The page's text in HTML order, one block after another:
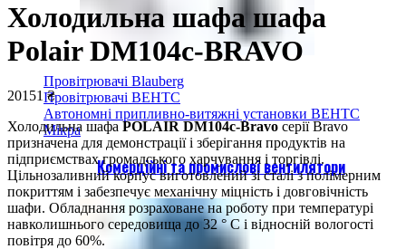
Провітрювачі Blauberg
Провітрювачі ВЕНТС
Автономні припливно-витяжні установки ВЕНТС
Мікра
Комерційні та промислові вентилятори
Холодильна шафа шафа
Polair DM104с-BRAVO
20151₴
Холодильна шафа POLAIR DM104с-Bravo серії Bravo
призначена для демонстрації і зберігання продуктів на
підприємствах громадського харчування і торгівлі.
Цільнозаливний корпус виготовлений зі сталі з полімерним
покриттям і забезпечує механічну міцність і довговічність
шафи. Обладнання розраховане на роботу при температурі
навколишнього середовища до 32 ° С і відносній вологості
повітря до 60%.